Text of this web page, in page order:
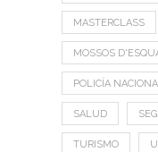
MASTERCLASS
MOSSOS
POLICÍA
SALUD
TURISMO